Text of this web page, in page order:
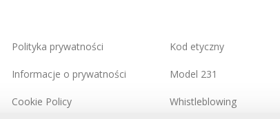
Polityka prywatności
Informacje o prywatności
Cookie Policy
Kod etyczny
Model 231
Whistleblowing